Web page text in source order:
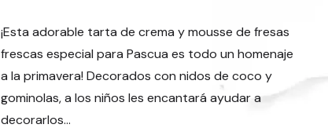
¡Esta adorable tarta de crema y mousse de fresas
frescas especial para Pascua es todo un homenaje
a la primavera! Decorados con nidos de coco y
gominolas, a los niños les encantará ayudar a
decorarlos…